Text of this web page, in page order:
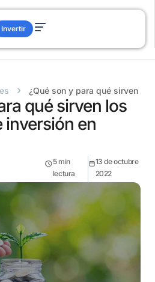
Invertir
› ¿Qué son y para qué sirven
qué sirven los
inversión en
5 min
lectura
13 de octubre
2022